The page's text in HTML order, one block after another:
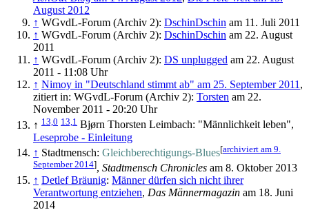
August 2012
↑ WGvdL-Forum (Archiv 2): DschinDschin am 11. Juli 2011
↑ WGvdL-Forum (Archiv 2): DschinDschin am 22. August
2011
↑ WGvdL-Forum (Archiv 2): DS unplugged am 22. August
2011 - 11:08 Uhr
↑ Nimoy in "Deutschland stimmt ab" am 25. September 2011 ,
zitiert in: WGvdL-Forum (Archiv 2): Torsten am 22.
November 2011 - 20:20 Uhr
↑ 13,0 13,1 Bjørn Thorsten Leimbach: "Männlichkeit leben",
Leseprobe - Einleitung
↑ Stadtmensch: Gleichberechtigungs-Blues[archiviert am 9.
September 2014], Stadtmensch Chronicles am 8. Oktober 2013
↑ Detlef Bräunig: Männer dürfen sich nicht ihrer
Verantwortung entziehen, Das Männermagazin am 18. Juni
2014